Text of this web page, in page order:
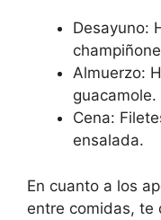
Desayuno:
Almuerzo:
guacamole.
Cena:
ensalada.
En cuanto a los
entre comidas, te